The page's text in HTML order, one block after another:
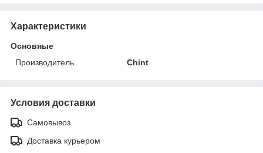
Характеристики
Основные
Производитель
Chint
Условия доставки
Самовывоз
Доставка курьером